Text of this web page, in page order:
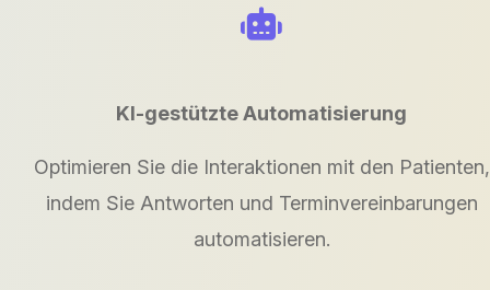
KI-gestützte Automatisierung
Optimieren Sie die Interaktionen mit den Patienten,
indem Sie Antworten und Terminvereinbarungen
automatisieren.